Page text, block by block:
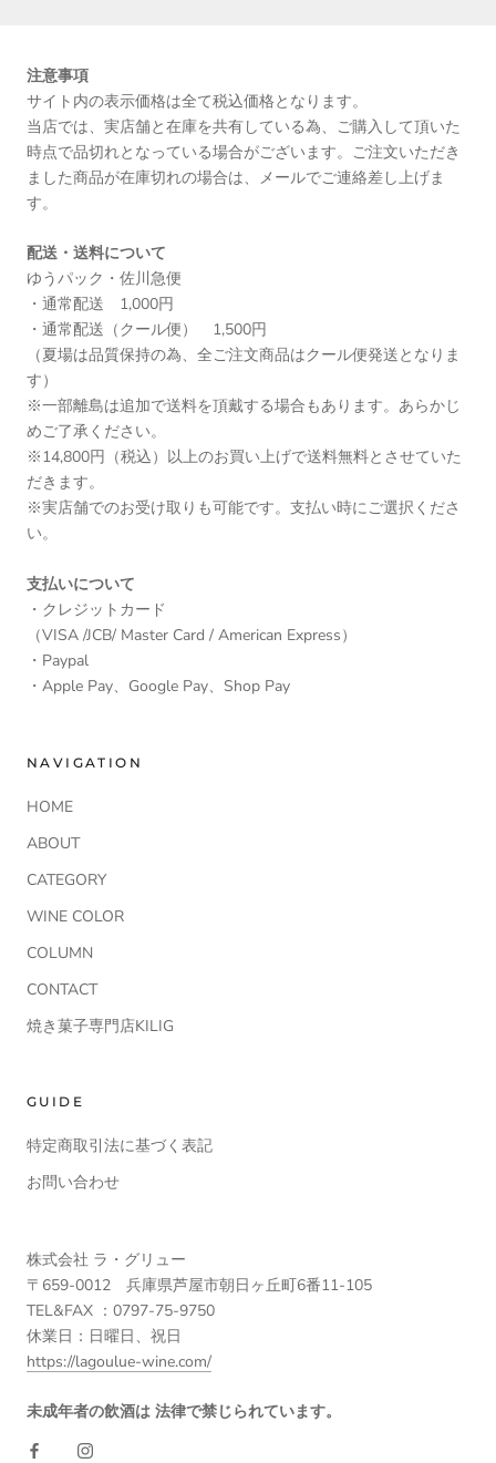
注意事項
サイト内の表示価格は全て税込価格となります。
当店では、実店舗と在庫を共有している為、ご購入して頂いた
時点で品切れとなっている場合がございます。ご注文いただき
ました商品が在庫切れの場合は、メールでご連絡差し上げま
す。
配送・送料について
ゆうパック・佐川急便
・通常配送 1,000円
・通常配送（クール便） 1,500円
（夏場は品質保持の為、全ご注文商品はクール便発送となりま
す）
※一部離島は追加で送料を頂戴する場合もあります。あらかじ
めご了承ください。
※14,800円（税込）以上のお買い上げで送料無料とさせていた
だきます。
※実店舗でのお受け取りも可能です。支払い時にご選択くださ
い。
支払いについて
・クレジットカード
（VISA /JCB/ Master Card / American Express）
・Paypal
・Apple Pay、Google Pay、Shop Pay
NAVIGATION
HOME
ABOUT
CATEGORY
WINE COLOR
COLUMN
CONTACT
焼き菓子専門店KILIG
GUIDE
特定商取引法に基づく表記
お問い合わせ
株式会社 ラ・グリュー
〒659-0012 兵庫県芦屋市朝日ヶ丘町6番11-105
TEL&FAX ：0797-75-9750
休業日：日曜日、祝日
https://lagoulue-wine.com/
未成年者の飲酒は 法律で禁じられています。